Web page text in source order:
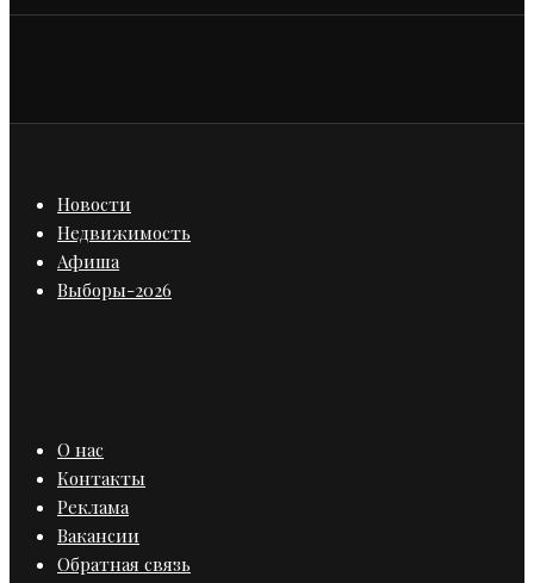
Новости
Недвижимость
Афиша
Выборы-2026
О нас
Контакты
Реклама
Вакансии
Обратная связь